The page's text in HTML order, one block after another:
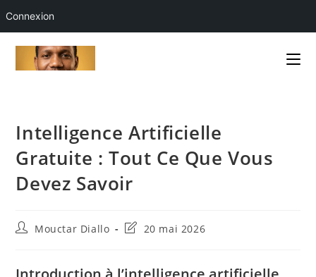
Connexion
Intelligence Artificielle
Gratuite : Tout Ce Que Vous
Devez Savoir
Auteur/autrice
publication :
Mouctar Diallo
Dernière
la
20 mai 2026